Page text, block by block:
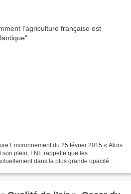
Environnement du 25 février 2015 « Alors
son plein, FNE rappelle que les
dans la plus grande opacité